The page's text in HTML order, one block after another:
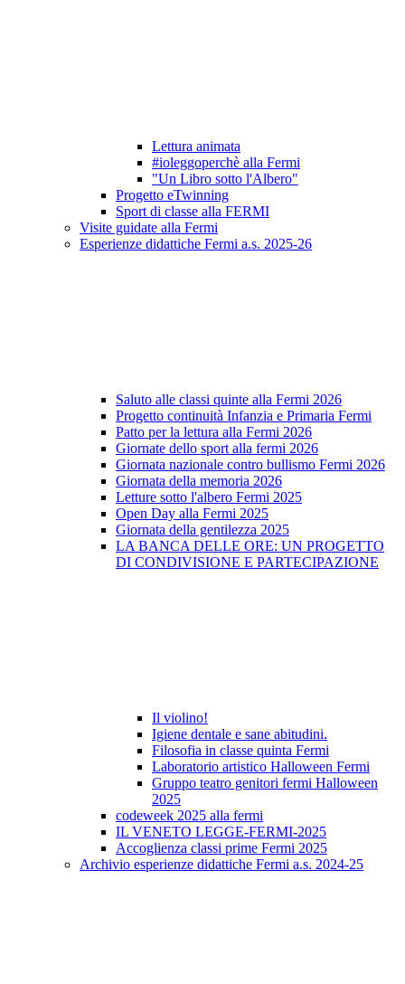
Lettura animata
#ioleggoperchè alla Fermi
"Un Libro sotto l'Albero"
Progetto eTwinning
Sport di classe alla FERMI
Visite guidate alla Fermi
Esperienze didattiche Fermi a.s. 2025-26
Saluto alle classi quinte alla Fermi 2026
Progetto continuità Infanzia e Primaria Fermi
Patto per la lettura alla Fermi 2026
Giornate dello sport alla fermi 2026
Giornata nazionale contro bullismo Fermi 2026
Giornata della memoria 2026
Letture sotto l'albero Fermi 2025
Open Day alla Fermi 2025
Giornata della gentilezza 2025
LA BANCA DELLE ORE: UN PROGETTO
DI CONDIVISIONE E PARTECIPAZIONE
Il violino!
Igiene dentale e sane abitudini.
Filosofia in classe quinta Fermi
Laboratorio artistico Halloween Fermi
Gruppo teatro genitori fermi Halloween
2025
codeweek 2025 alla fermi
IL VENETO LEGGE-FERMI-2025
Accoglienza classi prime Fermi 2025
Archivio esperienze didattiche Fermi a.s. 2024-25